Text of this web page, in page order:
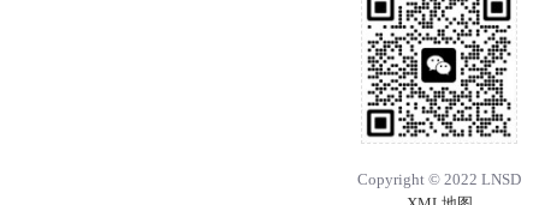
Copyright © 2022 LNSD